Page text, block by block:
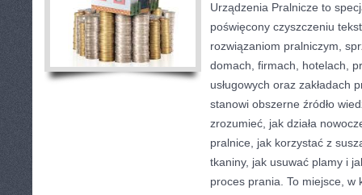
Urządzenia Pralnicze to
poświęcony czyszczeniu
rozwiązaniom pralniczym,
domach, firmach, hotelach,
usługowych oraz zakładach
stanowi obszerne źródło
zrozumieć, jak działa
pralnice, jak korzystać z
tkaniny, jak usuwać plamy i
proces prania. To miejsce, w